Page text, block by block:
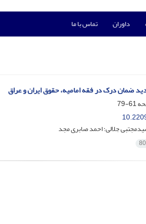
داوران تماس با ما
درک در فقه امامیه، حقوق ایران و عراق
61-79
جلالی؛ احمد صابری مجد